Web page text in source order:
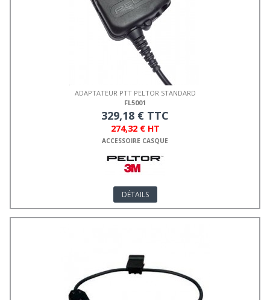
ADAPTATEUR PTT PELTOR STANDARD
FL5001
329,18 € TTC
274,32 € HT
ACCESSOIRE CASQUE
DÉTAILS